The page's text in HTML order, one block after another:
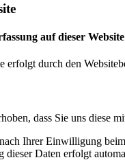
auf dieser
erfolgt durch den
dass Sie uns diese
Ihrer Einwilligung
Daten erfolgt